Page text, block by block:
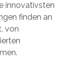
innovativsten
finden an
von